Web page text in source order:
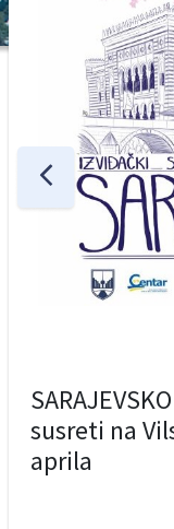
susreti na
aprila